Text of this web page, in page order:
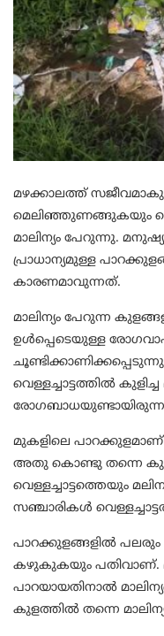
മഴക്കാലത്ത്
മെലിഞ്ഞുണങ്ങുകയും
മാലിന്യം പേറുന്നു.
പ്രാധാന്യമുള്ള
കാരണമാവുന്നത്.
മാലിന്യം പേറുന്ന
ഉൾപ്പെടെയുള്ള
വെള്ളച്ചാട്ടത്തിൽ
മുകളിലെ പാറക്കുളമാണ്
അതു കൊണ്ടു തന്നെ
വെള്ളച്ചാട്ടത്തെയും
സഞ്ചാരികൾ
പാറക്കുളങ്ങളിൽ പലരും
കഴുകുകയും പതിവാണ്.
പാറയായതിനാൽ
കുളത്തിൽ തന്നെ